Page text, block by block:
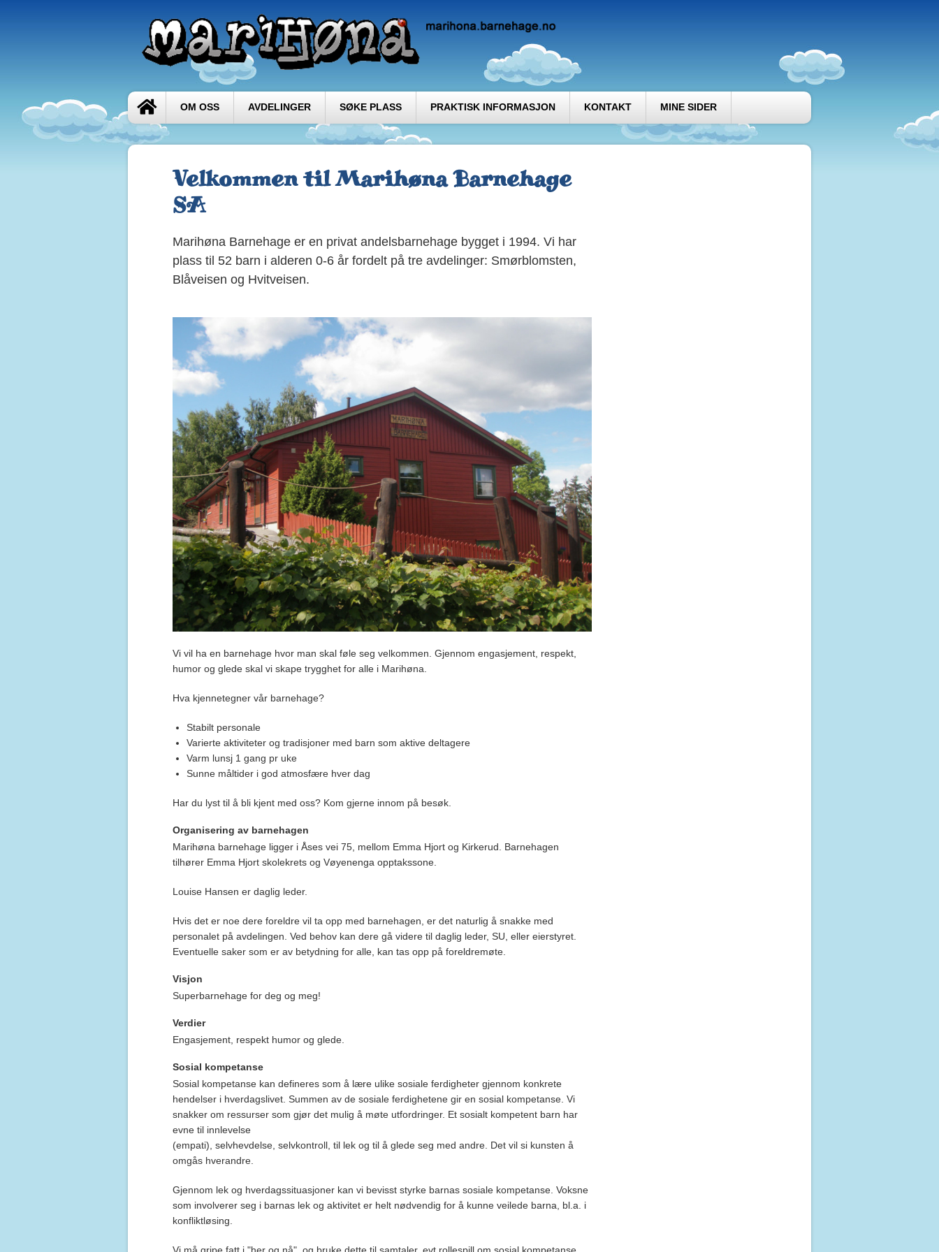
OM OSS AVDELINGER SØKE PLASS PRAKTISK INFORMASJON KONTAKT MINE SIDER
Velkommen til Marihøna Barnehage
SA
Marihøna Barnehage er en privat andelsbarnehage bygget i 1994. Vi har
plass til 52 barn i alderen 0-6 år fordelt på tre avdelinger: Smørblomsten,
Blåveisen og Hvitveisen.
Vi vil ha en barnehage hvor man skal føle seg velkommen. Gjennom engasjement, respekt,
humor og glede skal vi skape trygghet for alle i Marihøna.
Hva kjennetegner vår barnehage?
Stabilt personale
Varierte aktiviteter og tradisjoner med barn som aktive deltagere
Varm lunsj 1 gang pr uke
Sunne måltider i god atmosfære hver dag
Har du lyst til å bli kjent med oss? Kom gjerne innom på besøk.
Organisering av barnehagen
Marihøna barnehage ligger i Åses vei 75, mellom Emma Hjort og Kirkerud. Barnehagen
tilhører Emma Hjort skolekrets og Vøyenenga opptakssone.
Louise Hansen er daglig leder.
Hvis det er noe dere foreldre vil ta opp med barnehagen, er det naturlig å snakke med
personalet på avdelingen. Ved behov kan dere gå videre til daglig leder, SU, eller eierstyret.
Eventuelle saker som er av betydning for alle, kan tas opp på foreldremøte.
Visjon
Superbarnehage for deg og meg!
Verdier
Engasjement, respekt humor og glede.
Sosial kompetanse
Sosial kompetanse kan defineres som å lære ulike sosiale ferdigheter gjennom konkrete
hendelser i hverdagslivet. Summen av de sosiale ferdighetene gir en sosial kompetanse. Vi
snakker om ressurser som gjør det mulig å møte utfordringer. Et sosialt kompetent barn har
evne til innlevelse
(empati), selvhevdelse, selvkontroll, til lek og til å glede seg med andre. Det vil si kunsten å
omgås hverandre.
Gjennom lek og hverdagssituasjoner kan vi bevisst styrke barnas sosiale kompetanse. Voksne
som involverer seg i barnas lek og aktivitet er helt nødvendig for å kunne veilede barna, bl.a. i
konfliktløsing.